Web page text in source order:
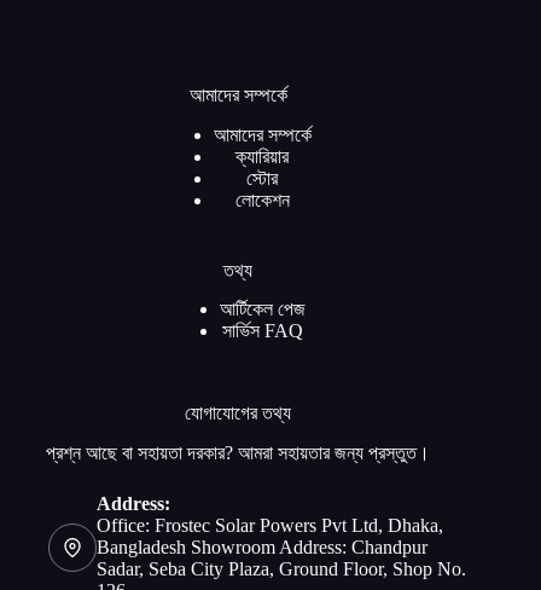
আমাদের সম্পর্কে
আমাদের সম্পর্কে
ক্যারিয়ার
স্টোর
লোকেশন
তথ্য
আর্টিকেল পেজ
সার্ভিস FAQ
যোগাযোগের তথ্য
প্রশ্ন আছে বা সহায়তা দরকার? আমরা সহায়তার জন্য প্রস্তুত।
Address:
Office: Frostec Solar Powers Pvt Ltd, Dhaka,
Bangladesh Showroom Address: Chandpur
Sadar, Seba City Plaza, Ground Floor, Shop No.